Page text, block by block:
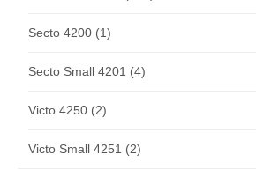
Secto 4200 (1)
Secto Small 4201 (4)
Victo 4250 (2)
Victo Small 4251 (2)